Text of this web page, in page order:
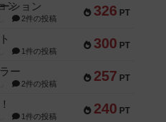
326 PT
ション
2件の投稿
300 PT
1件の投稿
257 PT
ー
2件の投稿
240 PT
1件の投稿